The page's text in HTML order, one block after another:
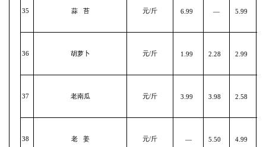
35 蒜 苔 元/斤 6.99 — 5.99
36 胡萝卜 元/斤 1.99 2.28 2.99
37 老南瓜 元/斤 3.99 3.98 2.58
38 老 姜 元/斤 — 5.50 4.99